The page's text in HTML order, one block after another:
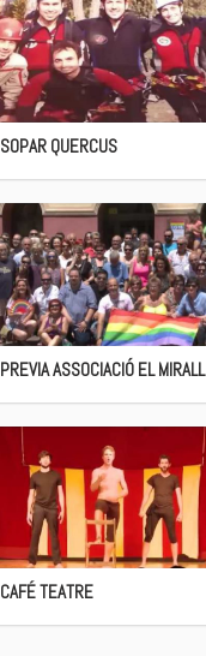
SOPAR QUERCUS
PREVIA ASSOCIACIÓ EL MIRALL
CAFÉ TEATRE